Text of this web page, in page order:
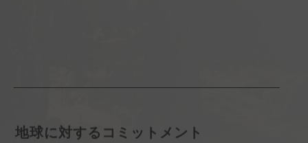
地球に対するコミットメント